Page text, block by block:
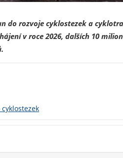
do rozvoje cyklostezek a
v roce 2026, dalších 10